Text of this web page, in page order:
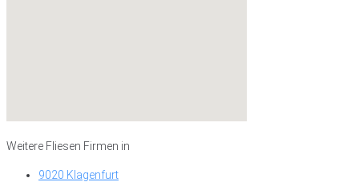
Weitere Fliesen Firmen in
9020 Klagenfurt